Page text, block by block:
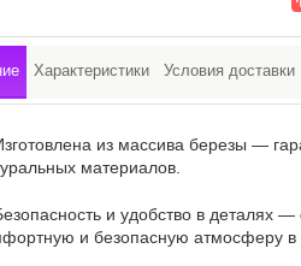
Характеристики Условия доставки
из массива березы —
материалов.
и удобство в деталях —
и безопасную атмосферу в